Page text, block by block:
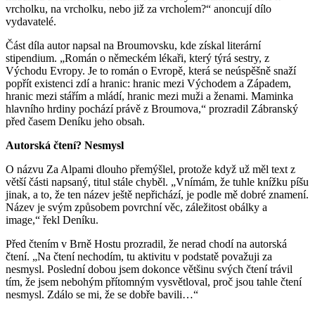
vrcholku, na vrcholku, nebo již za vrcholem?“ anoncují dílo
vydavatelé.
Část díla autor napsal na Broumovsku, kde získal literární
stipendium. „Román o německém lékaři, který týrá sestry, z
Východu Evropy. Je to román o Evropě, která se neúspěšně snaží
popřít existenci zdí a hranic: hranic mezi Východem a Západem,
hranic mezi stářím a mládí, hranic mezi muži a ženami. Maminka
hlavního hrdiny pochází právě z Broumova,“ prozradil Zábranský
před časem Deníku jeho obsah.
Autorská čtení? Nesmysl
O názvu Za Alpami dlouho přemýšlel, protože když už měl text z
větší části napsaný, titul stále chyběl. „Vnímám, že tuhle knížku píšu
jinak, a to, že ten název ještě nepřichází, je podle mě dobré znamení.
Název je svým způsobem povrchní věc, záležitost obálky a
image,“ řekl Deníku.
Před čtením v Brně Hostu prozradil, že nerad chodí na autorská
čtení. „Na čtení nechodím, tu aktivitu v podstatě považuji za
nesmysl. Poslední dobou jsem dokonce většinu svých čtení trávil
tím, že jsem nebohým přítomným vysvětloval, proč jsou tahle čtení
nesmysl. Zdálo se mi, že se dobře bavili…“